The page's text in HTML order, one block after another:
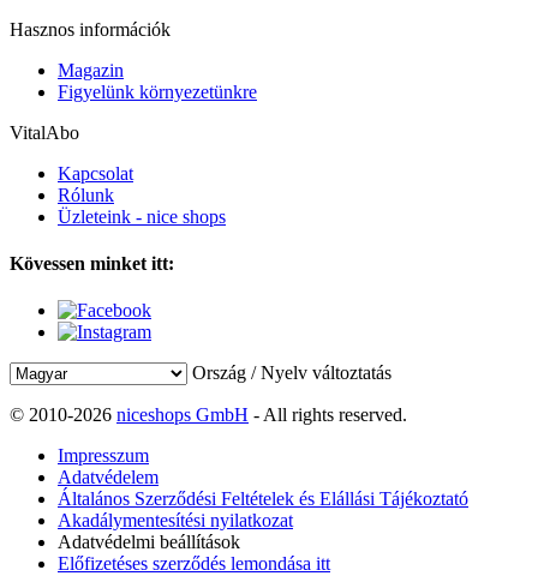
Hasznos információk
Magazin
Figyelünk környezetünkre
VitalAbo
Kapcsolat
Rólunk
Üzleteink - nice shops
Kövessen minket itt:
Ország / Nyelv változtatás
© 2010-2026 niceshops GmbH - All rights reserved.
Impresszum
Adatvédelem
Általános Szerződési Feltételek és Elállási Tájékoztató
Akadálymentesítési nyilatkozat
Adatvédelmi beállítások
Előfizetéses szerződés lemondása itt